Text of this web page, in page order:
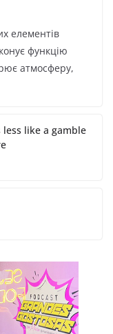
елементів
функцію
атмосферу,
like a gamble